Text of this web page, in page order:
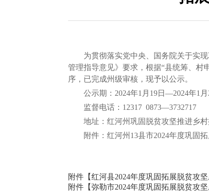
为贯彻落实党中央、国务院关于实现
管理指导意见》要求，根据“县统筹、村
序，已完成州级审核，现予以公示。
公示期：2024年1月19日—2024年1月
监督电话：12317 0873—3732717
地址：红河州巩固脱贫攻坚推进乡村
附件：红河州13县市2024年度巩固拓
附件【红河县2024年度巩固拓展脱贫攻
附件【弥勒市2024年度巩固拓展脱贫攻